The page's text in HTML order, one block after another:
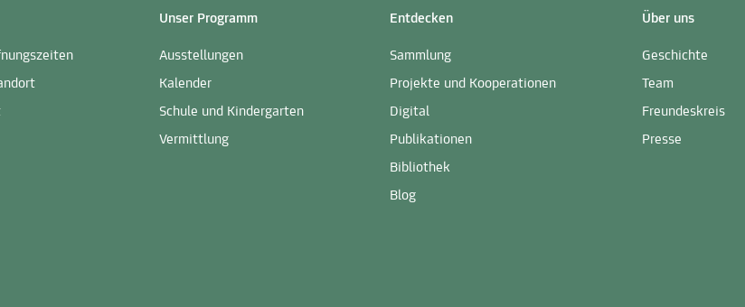
Unser Programm
Ausstellungen
Kalender
Schule und Kindergarten
Vermittlung
Entdecken
Sammlung
Projekte und Kooperationen
Digital
Publikationen
Bibliothek
Blog
Über uns
Geschichte
Team
Freundeskreis
Presse